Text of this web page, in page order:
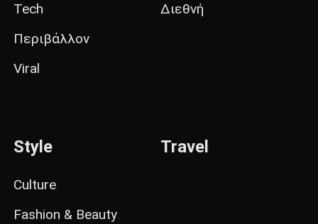
Tech
Περιβάλλον
Viral
Διεθνή
Style
Culture
Fashion & Beauty
Travel